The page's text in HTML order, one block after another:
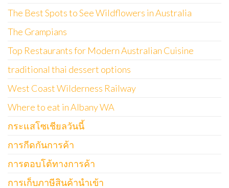
The Best Spots to See Wildflowers in Australia
The Grampians
Top Restaurants for Modern Australian Cuisine
traditional thai dessert options
West Coast Wilderness Railway
Where to eat in Albany WA
กระแสโซเชียลวันนี้
การกีดกันการค้า
การตอบโต้ทางการค้า
การเก็บภาษีสินค้านำเข้า